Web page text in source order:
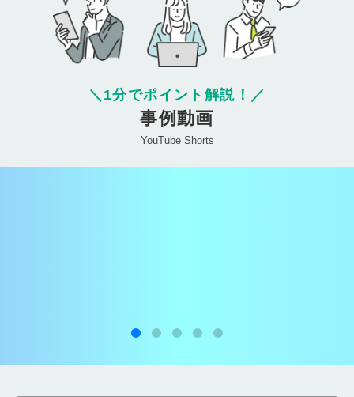
＼ 1分でポイント解説！ ／
事例動画
YouTube Shorts